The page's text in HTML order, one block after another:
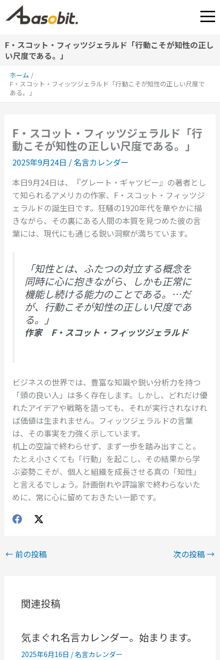
容
ス
キ
F・スコット・フィッツジェラルド「行動こそが知性の正し
い尺度である。」
ホーム
F・スコット・フィッツジェラルド「行動こそが知性の正しい尺度で
ある。」
F・スコット・フィッツジェラルド「行
動こそが知性の正しい尺度である。」
2025年9月24日 / 名言カレンダー
本日9月24日は、『グレート・ギャツビー』の著者とし
て知られるアメリカの作家、F・スコット・フィッツジ
ェラルドの誕生日です。狂騒の1920年代を華やかに描
きながら、その裏にある人間の本質を見つめた彼の言
葉には、現代にも通じる鋭い洞察が満ちています。
「知性とは、ふたつの対立する概念を
同時に心に抱きながら、しかも正常に
機能し続ける能力のことである。…だ
が、行動こそが知性の正しい尺度であ
る。」
作家 F・スコット・フィッツジェラルド
ビジネスの世界では、豊富な知識や鋭い分析力を持つ
「頭の良い人」は多く存在します。しかし、どれだけ優
れたアイデアや戦略を語っても、それが実行されなけれ
ば価値は生まれません。フィッツジェラルドの言葉
は、その事実を力強く示しています。
机上の空論で終わらせず、まず一歩を踏み出すこと。
たとえ小さくても「行動」を起こし、その結果から学
ぶ姿勢こそが、個人と組織を成長させる真の「知性」
と言えるでしょう。計画倒れや評論家で終わらないた
めに、常に心に留めておきたい一節です。
←前の投稿 次の投稿→
関連投稿
気まぐれ名言カレンダー。始まります。
2025年6月16日 /名言カレンダー